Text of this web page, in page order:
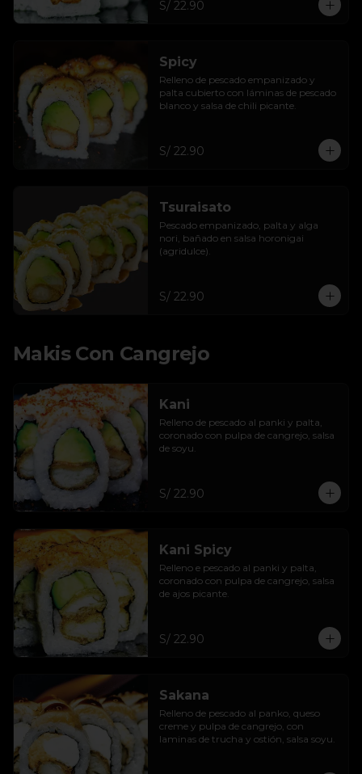
S/ 22.90
Spicy
Relleno de pescado empanizado y
palta cubierto con láminas de pescado
blanco y salsa de chili picante.
S/ 22.90
Tsuraisato
Pescado empanizado, palta y alga
nori, bañado en salsa horonigai
(agridulce).
S/ 22.90
Makis Con Cangrejo
Kani
Relleno de pescado al panki y palta,
coronado con pulpa de cangrejo, salsa
de soyu.
S/ 22.90
Kani Spicy
Relleno e pescado al panki y palta,
coronado con pulpa de cangrejo, salsa
de ajos picante.
S/ 22.90
Sakana
Relleno de pescado al panko, queso
creme y pulpa de cangrejo, con
laminas de trucha y ostión, salsa soyu.